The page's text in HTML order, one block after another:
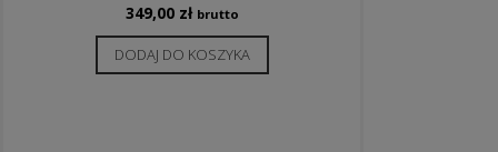
349,00 zł brutto
DODAJ DO KOSZYKA